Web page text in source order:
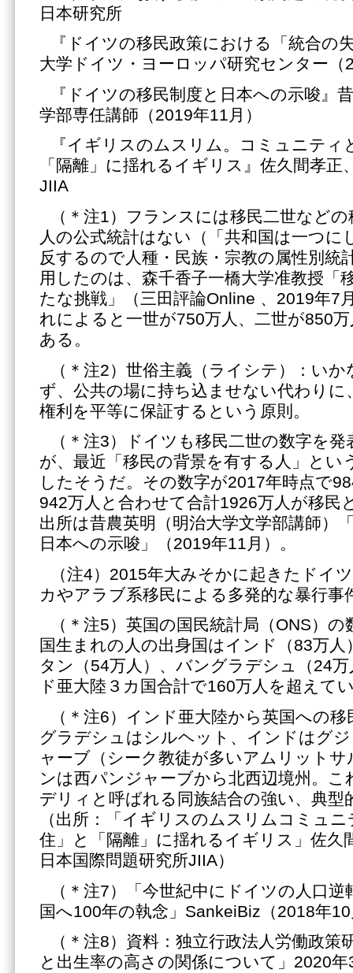
日本研究所
『ドイツの移民政策における「統合の
大学ドイツ・ヨーロッパ研究センター（
『ドイツの移民制度と日本への示唆』
学部専任講師（2019年11月）
『イギリスのムスリム。コミュニテ
「隔離」に揺れるイギリス』佐久間孝正
JIIA
（＊注1）フランスには移民二世など
人の公式統計はない（「共和国は一つに
反するので人種・民族・宗教の属性別統
用したのは、森千香子一橋大学准教授「
たな挑戦」（三田評論Online 、2019年7
れによると一世が750万人、二世が850
ある。
（＊注2）世俗主義（ライシテ）：い
ず、公共の場に持ち込ませない代わりに
権利を平等に保証するという原則。
（＊注3）ドイツも移民二世の数字を
が、最近「移民の背景を有する人」とい
したそうだ。その数字が2017年時点で
942万人と合わせて合計1926万人が移民
出所は昔農英明（明治大学文学部講師）
日本への示唆」（2019年11月）。
（注4）2015年大みそかに起きたドイ
カやアラブ系移民による多発的な暴行事
（＊注5）英国の国民統計局（ONS）
国生まれの人の出身国はインド（83万
タン（54万人）、バングラデシュ（24
ド亜大陸３カ国合計で160万人を超えて
（＊注6）インド亜大陸から英国への
グラデシュはシルヘット、インドはグ
ャーブ（シーク教徒が多いアムリット
ンは西パンジャーブから北西辺境州。こ
デリィと呼ばれる同族結合の強い、典型
（出所：「イギリスのムスリムコミュ
住」と「隔離」に揺れるイギリス」佐久
日本国際問題研究所JIIA）
（＊注7）「今世紀中にドイツの人口
国へ100年の執念」SankeiBiz（2018年
（＊注8）資料：独立行政法人労働政策
と出生率の高さの関係について」2020年